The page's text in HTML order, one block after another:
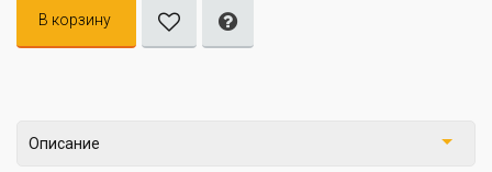
В корзину
Описание